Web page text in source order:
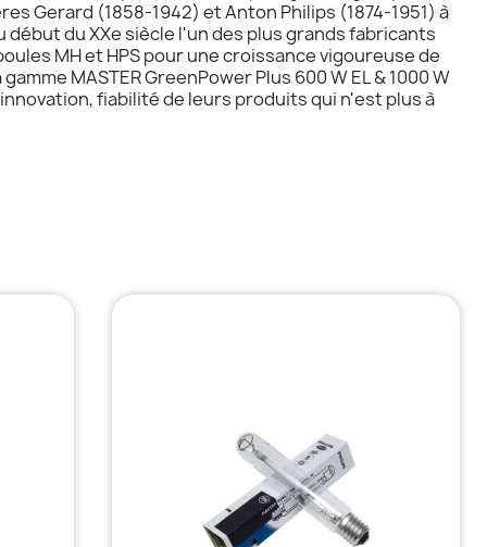
Gerard (1858-1942) et Anton Philips (1874-1951) à
du XXe siècle l'un des plus grands fabricants
MH et HPS pour une croissance vigoureuse de
MASTER GreenPower Plus 600 W EL & 1000 W
fiabilité de leurs produits qui n'est plus à